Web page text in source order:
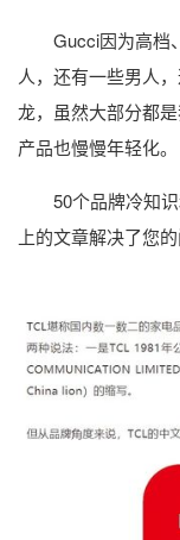
Gucci因为高档
人，还有一些男人
龙，虽然大部分都
产品也慢慢年轻化。
50个品牌冷知
上的文章解决了您